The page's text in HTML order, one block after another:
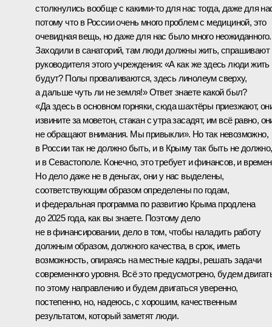
столкнулись вообще с какими-то для нас тогда, даже для
потому что в России очень много проблем с медициной, это
очевидная вещь, но даже для нас было много неожиданного.
Заходили в санаторий, там люди должны жить, спрашивают
руководителя этого учреждения: «А как же здесь люди жить
будут? Полы проваливаются, здесь линолеум сверху,
а дальше чуть ли не земля!» Ответ знаете какой был?
«Да здесь в основном горняки, сюда шахтёры приезжают,
извините за моветон, стакан с утра засадят, им всё равно,
не обращают внимания. Мы привыкли». Но так невозможно,
в России так не должно быть, и в Крыму так быть не должно,
и в Севастополе. Конечно, это требует и финансов, и
Но дело даже не в деньгах, они у нас выделены,
соответствующим образом определены по годам,
и федеральная программа по развитию Крыма продлена
до 2025 года, как вы знаете. Поэтому дело
не в финансировании, дело в том, чтобы наладить работу
должным образом, должного качества, в срок, иметь
возможность, опираясь на местные кадры, решать задачи
современного уровня. Всё это предусмотрено, будем
по этому направлению и будем двигаться уверенно,
постепенно, но, надеюсь, с хорошим, качественным
результатом, который заметят люди.